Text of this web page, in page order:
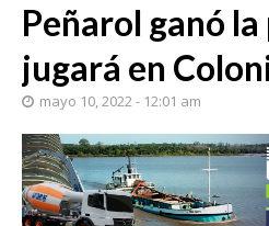
Peñarol ganó
jugará en
mayo 10, 2022 - 12:01 am